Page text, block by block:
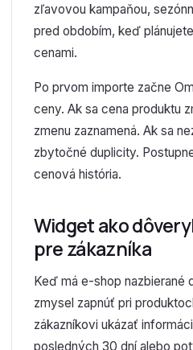
zľavovou kampaňou,
pred obdobím, keď
cenami.
Po prvom importe začne
ceny. Ak sa cena produktu
zmenu zaznamená. Ak sa
zbytočné duplicity.
cenová história.
Widget ako
pre zákazníka
Keď má e-shop nazbierané
zmysel zapnúť pri
zákazníkovi ukázať
posledných 30 dní alebo